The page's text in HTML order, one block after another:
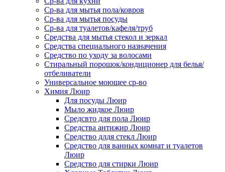
Ср-ва для мытья пола/ковров
Ср-ва для мытья посуды
Ср-ва для туалетов/кафеля/труб
Средства для мытья стекол и зеркал
Средства специального назначения
Средство по уходу за волосами
Стиральный порошок/кондиционер для белья/
отбеливатели
Универсальное моющее ср-во
Химия Люир
Для посуды Люир
Мыло жидкое Люир
Средсвто для пола Люир
Средства антижир Люир
Средство длдя стекл Люир
Средство для ванных комнат и туалетов
Люир
Средство для стирки Люир